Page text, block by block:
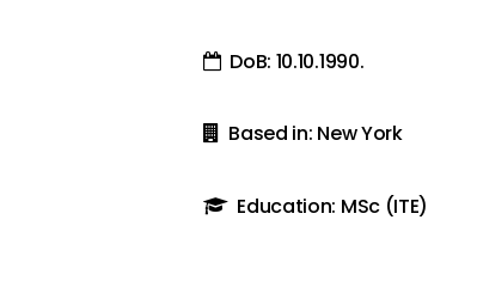
DoB: 10.10.1990.
Based in: New York
Education: MSc (ITE)